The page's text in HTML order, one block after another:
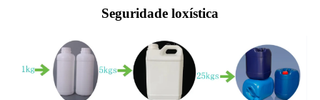
Seguridade loxística